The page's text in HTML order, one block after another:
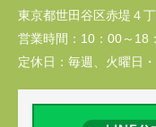
東京都世田谷区赤堤４
営業時間： 10：00～18
定休日： 毎週、火曜日